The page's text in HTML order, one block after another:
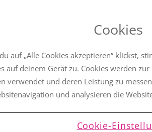
Cookies
auf „Alle Cookies akzeptieren“ klickst,
auf deinem Gerät zu. Cookies werden
verwendet und deren Leistung zu
und analysieren die
Cookie-